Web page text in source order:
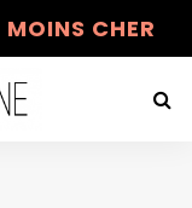
MOINS CHER